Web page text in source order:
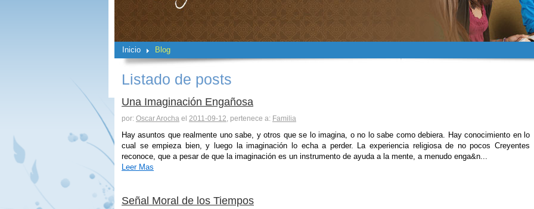
Inicio Blog
Listado de posts
Una Imaginación Engañosa
por: Oscar Arocha el 2011-09-12, pertenece a: Familia
Hay asuntos que realmente uno sabe, y otros que se lo imagina, o no lo sabe como debiera. Hay conocimiento en lo
cual se empieza bien, y luego la imaginación lo echa a perder. La experiencia religiosa de no pocos Creyentes
reconoce, que a pesar de que la imaginación es un instrumento de ayuda a la mente, a menudo enga&n...
Leer Mas
Señal Moral de los Tiempos